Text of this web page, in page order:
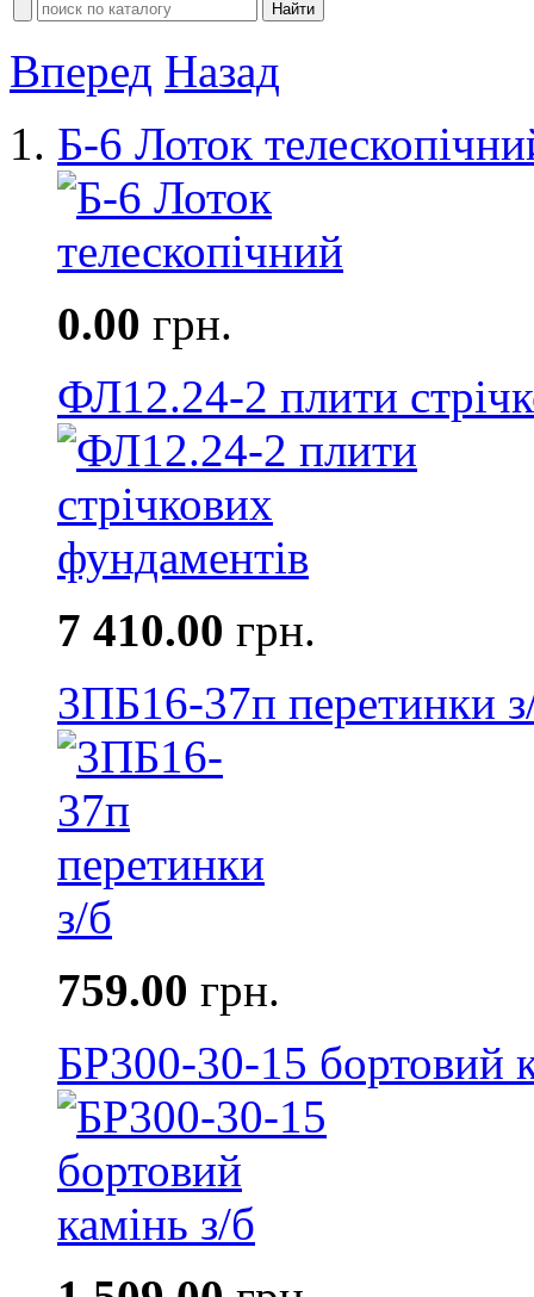
Вперед Назад
Б-6 Лоток
0.00 грн.
ФЛ12.24-2 плити
7 410.00 грн.
3ПБ16-37п перетинки
759.00 грн.
БР300-30-15 бортовий